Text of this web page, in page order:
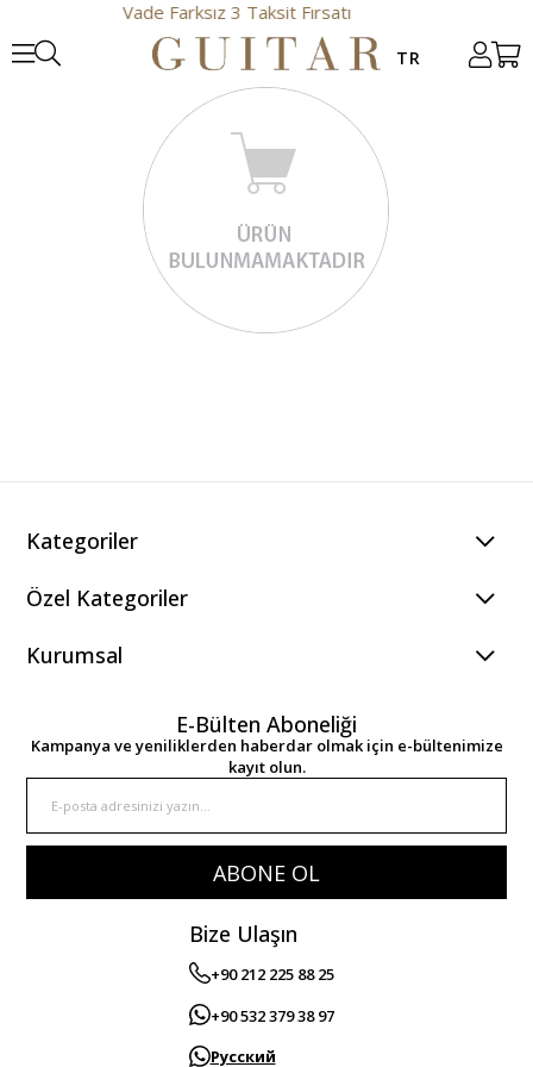
Vade Farksız 3 Taksit Fırsatı
Kategoriler
Özel Kategoriler
Kurumsal
E-Bülten Aboneliği
Kampanya ve yeniliklerden haberdar olmak için e-bültenimize
kayıt olun.
ABONE OL
Bize Ulaşın
+90 212 225 88 25
+90 532 379 38 97
Русский